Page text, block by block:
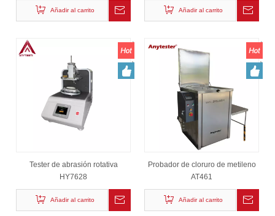
Añadir al carrito Añadir al carrito
Tester de abrasión rotativa
HY7628
Añadir al carrito
Probador de cloruro de metileno
AT461
Añadir al carrito